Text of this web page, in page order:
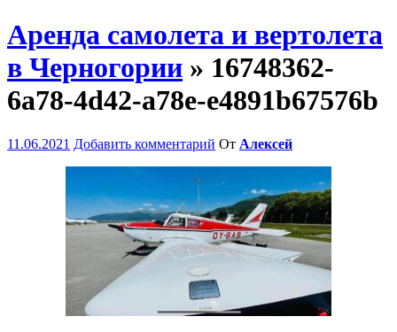
Аренда самолета и вертолета
в Черногории » 16748362-
6a78-4d42-a78e-e4891b67576b
11.06.2021 Добавить комментарий От Алексей